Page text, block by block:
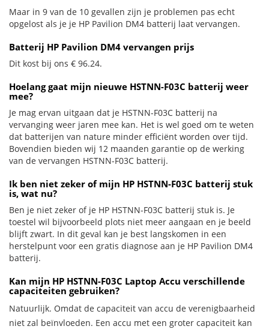
Maar in 9 van de 10 gevallen zijn je problemen pas echt
opgelost als je je HP Pavilion DM4 batterij laat vervangen.
Batterij HP Pavilion DM4 vervangen prijs
Dit kost bij ons € 96.24.
Hoelang gaat mijn nieuwe HSTNN-F03C batterij weer
mee?
Je mag ervan uitgaan dat je HSTNN-F03C batterij na
vervanging weer jaren mee kan. Het is wel goed om te weten
dat batterijen van nature minder efficiënt worden over tijd.
Bovendien bieden wij 12 maanden garantie op de werking
van de vervangen HSTNN-F03C batterij.
Ik ben niet zeker of mijn HP HSTNN-F03C batterij stuk
is, wat nu?
Ben je niet zeker of je HP HSTNN-F03C batterij stuk is. Je
toestel wil bijvoorbeeld plots niet meer aangaan en je beeld
blijft zwart. In dit geval kan je best langskomen in een
herstelpunt voor een gratis diagnose aan je HP Pavilion DM4
batterij.
Kan mijn HP HSTNN-F03C Laptop Accu verschillende
capaciteiten gebruiken?
Natuurlijk. Omdat de capaciteit van accu de verenigbaarheid
niet zal beïnvloeden. Een accu met een groter capaciteit kan